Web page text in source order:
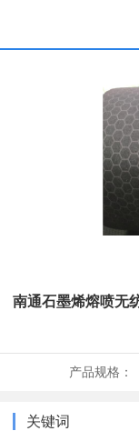
南通石墨烯熔喷无
产品规格：
关键词